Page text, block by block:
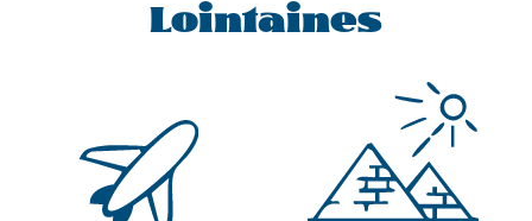
Lointaines